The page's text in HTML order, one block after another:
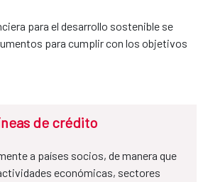
para el desarrollo sostenible se
para cumplir con los objetivos
de crédito
a países socios, de manera que
económicas, sectores